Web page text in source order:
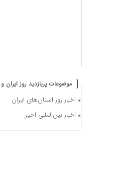
موضوعات پربازدید روز ایران
اخبار روز استان‌های ایران
اخبار بین‌المللی اخیر